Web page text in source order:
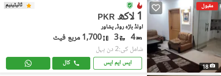
مقبول
18
ٹائیٹینیم
PKR 1 لاکھ
اولڈ باڑہ روڈ, پشاور
4
3 1,700 مربع فیٹ
شامل کی:2 دن پہل
ایس ایم ایس کال